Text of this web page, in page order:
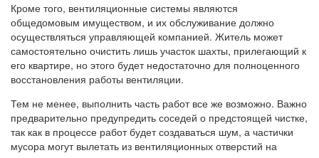
Кроме того, вентиляционные системы являются
общедомовым имуществом, и их обслуживание должно
осуществляться управляющей компанией. Житель может
самостоятельно очистить лишь участок шахты, прилегающий к
его квартире, но этого будет недостаточно для полноценного
восстановления работы вентиляции.
Тем не менее, выполнить часть работ все же возможно. Важно
предварительно предупредить соседей о предстоящей чистке,
так как в процессе работ будет создаваться шум, а частички
мусора могут вылетать из вентиляционных отверстий на